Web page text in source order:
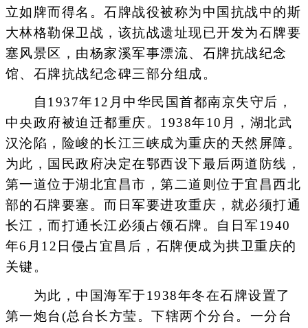
立如牌而得名。石牌战役被称为中国抗战中的斯
大林格勒保卫战，该抗战遗址现已开发为石牌要
塞风景区，由杨家溪军事漂流、石牌抗战纪念
馆、石牌抗战纪念碑三部分组成。
自1937年12月中华民国首都南京失守后，
中央政府被迫迁都重庆。1938年10月，湖北武
汉沦陷，险峻的长江三峡成为重庆的天然屏障。
为此，国民政府决定在鄂西设下最后两道防线，
第一道位于湖北宜昌市，第二道则位于宜昌西北
部的石牌要塞。而日军要进攻重庆，就必须打通
长江，而打通长江必须占领石牌。自日军1940
年6月12日侵占宜昌后，石牌便成为拱卫重庆的
关键。
为此，中国海军于1938年冬在石牌设置了
第一炮台(总台长方莹。下辖两个分台。一分台